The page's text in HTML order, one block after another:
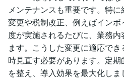
メンテナンスも重要です。特
変更や税制改正、例えばイン
度が実施されるたびに、業務
ます。こうした変更に適応で
時見直す必要があります。定
を整え、導入効果を最大化しま